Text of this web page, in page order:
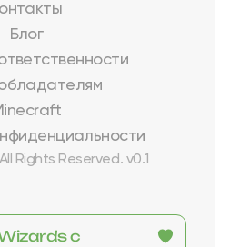
Блог
Rights Reserved. v0.1
с